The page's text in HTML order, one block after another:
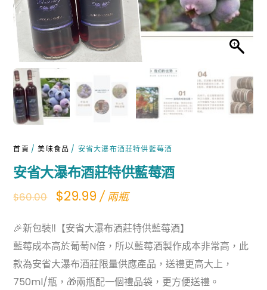
首頁 /美味食品 / 安省大瀑布酒莊特供藍莓酒
安省大瀑布酒莊特供藍莓酒
$60.00
Original
was:
$60.00.
$29.99Current
is:
$29.99.
/ 兩瓶
🎉新包裝‼【安省大瀑布酒莊特供藍莓酒】
藍莓成本高於葡萄N倍，所以藍莓酒製作成本非常高，此
款為安省大瀑布酒莊限量供應產品，送禮更高大上，
750ml/瓶，🎁兩瓶配一個禮品袋，更方便送禮。